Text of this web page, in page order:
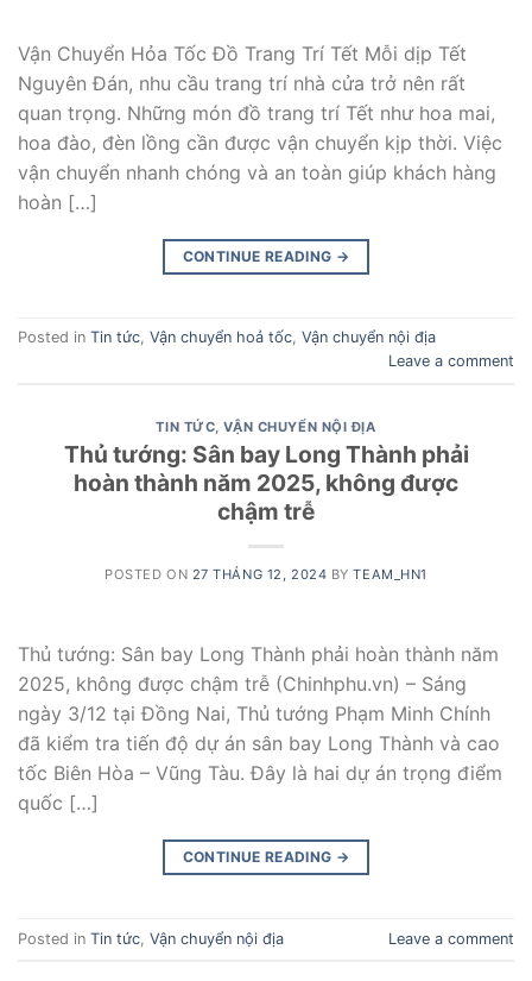
Vận Chuyển Hỏa Tốc Đồ Trang Trí Tết Mỗi dịp Tết
Nguyên Đán, nhu cầu trang trí nhà cửa trở nên rất
quan trọng. Những món đồ trang trí Tết như hoa mai,
hoa đào, đèn lồng cần được vận chuyển kịp thời. Việc
vận chuyển nhanh chóng và an toàn giúp khách hàng
hoàn […]
CONTINUE READING →
Posted in Tin tức Vận chuyển hoả tốc Vận chuyển nội địa
Leave a comment
TIN TỨC ,VẬN CHUYỂN NỘI ĐỊA
Thủ tướng: Sân bay Long Thành phải
hoàn thành năm 2025, không được
chậm trễ
POSTED ON 27 THÁNG 12, 2024 BYTEAM_HN1
Thủ tướng: Sân bay Long Thành phải hoàn thành năm
2025, không được chậm trễ (Chinhphu.vn) – Sáng
ngày 3/12 tại Đồng Nai, Thủ tướng Phạm Minh Chính
đã kiểm tra tiến độ dự án sân bay Long Thành và cao
tốc Biên Hòa – Vũng Tàu. Đây là hai dự án trọng điểm
quốc […]
CONTINUE READING →
Posted in Tin tức Vận chuyển nội địa Leave a comment